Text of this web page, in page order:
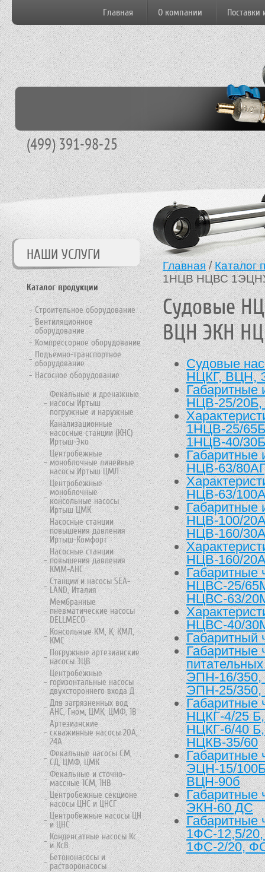
Главная О компании Поставки
(499) 391-98-25
Главная/Каталог
1НЦВ НЦВС
Судовые
ВЦН ЭКН
Судовые
НЦКГ, ВЦН,
Габаритные
НЦВ-25/
1НЦВ-25/
1НЦВ-40/
Габаритные
НЦВ-63/
НЦВ-63/
Габаритные
НЦВ-100/
НЦВ-160/
НЦВ-160/
Габаритные
НЦВС-25/
НЦВС-63/
НЦВС-40/
ЭПН-16/
ЭПН-25/
Габаритные
НЦКГ-4/25
НЦКГ-6/40
НЦКВ-35/60
Габаритные
ЭЦН-15/
ВЦН-90б
Габаритные
ЭКН-60 ДС
Габаритные
1ФС-12,5/
1ФС-2/20,
НАШИ УСЛУГИ
Каталог продукции
Строительное оборудование
Вентиляционное
оборудование
Компрессорное оборудование
Подъемно-транспортное
оборудование
Насосное оборудование
Фекальные и дренажные
насосы Иртыш
погружные и наружные
Канализационные
насосные станции (КНС)
Иртыш-Эко
Центробежные
моноблочные линейные
насосы Иртыш ЦМЛ
Центробежные
моноблочные
консольные насосы
Иртыш ЦМК
Насосные станции
повышения давления
Иртыш-Комфорт
Насосные станции
повышения давления
КММ-АНС
Станции и насосы SEA-
LAND, Италия
Мембранные
пневматические насосы
DELLMECO
Консольные КМ, К, КМЛ,
КМС
Погружные артезианские
насосы ЭЦВ
Центробежные
горизонтальные насосы
двухстороннего входа Д
Для загрязненных вод
АНС, Гном, ЦМК, ЦМФ, 1В
Артезианские
скважинные насосы 20А,
24А
Фекальные насосы СМ,
СД, ЦМФ, ЦМК
Фекальные и сточно-
массные 1СМ, 1НВ
Центробежные секционе
насосы ЦНС и ЦНСГ
Центробежные насосы ЦН
и ЦНС
Конденсатные насосы Кс
и КсВ
Бетононасосы и
растворонасосы